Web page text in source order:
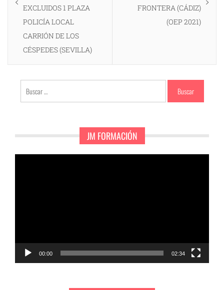
EXCLUIDOS 1 PLAZA
POLICÍA LOCAL
CARRIÓN DE LOS
CÉSPEDES (SEVILLA)
FRONTERA (CÁDIZ)
(OEP 2021)
Buscar:
JM FORMACIÓN
00:00 02:34